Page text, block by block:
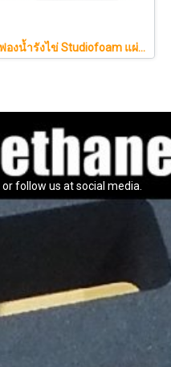
ฟองน้ำรังไข่ Studiofoam แผ่นซับเสียงห้อง แผ่นซับเสียงรังไข่ แผ่นซับเสียงรังไข่ Acoustic foam สีเทาดำขนาดใหญ่ 125*200ซม.หนา1นิ้วราคา290บาท
or follow us at social media.